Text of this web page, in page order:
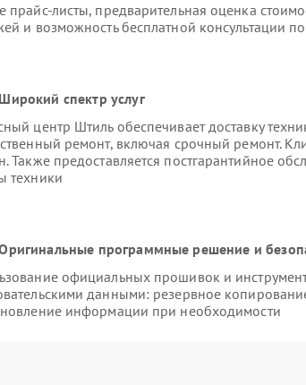
прайс-листы, предварительная оценка
и возможность бесплатной консультации
Широкий спектр услуг
центр Штиль обеспечивает доставку
ремонт, включая срочный ремонт.
Также предоставляется постгарантийное
техники
программные решение и
официальных прошивок и
данными: резервное
информации при необходимости